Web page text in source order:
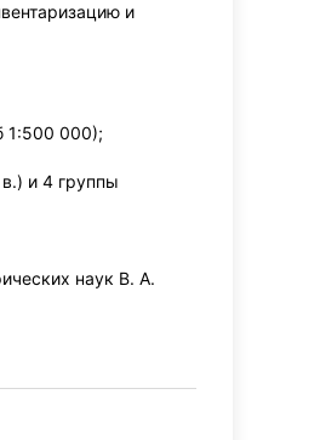
и
1:500 000);
и 4 группы
наук В. А.